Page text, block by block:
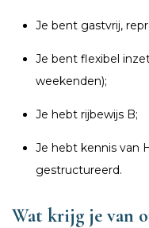
Je bent gastvrij,
Je bent flexibel
weekenden);
Je hebt rijbewijs B;
Je hebt kennis van
gestructureerd.
Wat krijg je van